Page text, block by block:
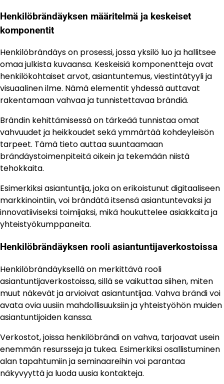
Henkilöbrändäyksen määritelmä ja keskeiset
komponentit
Henkilöbrändäys on prosessi, jossa yksilö luo ja hallitsee
omaa julkista kuvaansa. Keskeisiä komponentteja ovat
henkilökohtaiset arvot, asiantuntemus, viestintätyyli ja
visuaalinen ilme. Nämä elementit yhdessä auttavat
rakentamaan vahvaa ja tunnistettavaa brändiä.
Brändin kehittämisessä on tärkeää tunnistaa omat
vahvuudet ja heikkoudet sekä ymmärtää kohdeyleisön
tarpeet. Tämä tieto auttaa suuntaamaan
brändäystoimenpiteitä oikein ja tekemään niistä
tehokkaita.
Esimerkiksi asiantuntija, joka on erikoistunut digitaaliseen
markkinointiin, voi brändätä itsensä asiantuntevaksi ja
innovatiiviseksi toimijaksi, mikä houkuttelee asiakkaita ja
yhteistyökumppaneita.
Henkilöbrändäyksen rooli asiantuntijaverkostoissa
Henkilöbrändäyksellä on merkittävä rooli
asiantuntijaverkostoissa, sillä se vaikuttaa siihen, miten
muut näkevät ja arvioivat asiantuntijaa. Vahva brändi voi
avata ovia uusiin mahdollisuuksiin ja yhteistyöhön muiden
asiantuntijoiden kanssa.
Verkostot, joissa henkilöbrändi on vahva, tarjoavat usein
enemmän resursseja ja tukea. Esimerkiksi osallistuminen
alan tapahtumiin ja seminaareihin voi parantaa
näkyvyyttä ja luoda uusia kontakteja.